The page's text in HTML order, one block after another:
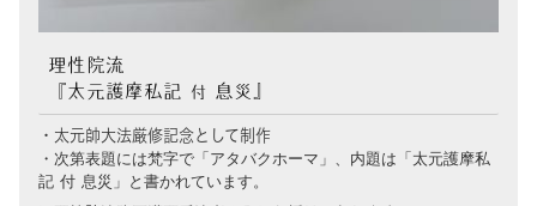
理性院流
『太元護摩私記 付 息災』
・太元帥大法厳修記念として制作
・次第表題には梵字で「アタバクホーマ」、内題は「太元護摩私
記 付 息災」と書かれています。